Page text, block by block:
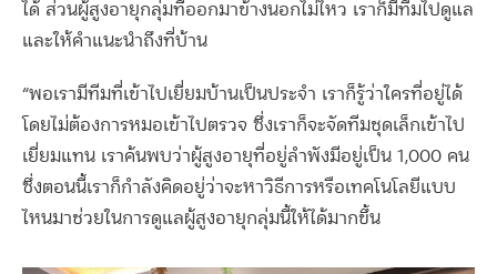
ได้ ส่วนผู้สูงอายุกลุ่มที่ออกมาข้างนอกไม่ไหว เราก็มีทีมไปดูแล
และให้คำแนะนำถึงที่บ้าน
“พอเรามีทีมที่เข้าไปเยี่ยมบ้านเป็นประจำ เราก็รู้ว่าใครที่อยู่ได้
โดยไม่ต้องการหมอเข้าไปตรวจ ซึ่งเราก็จะจัดทีมชุดเล็กเข้าไป
เยี่ยมแทน เราค้นพบว่าผู้สูงอายุที่อยู่ลำพังมีอยู่เป็น 1,000 คน
ซึ่งตอนนี้เราก็กำลังคิดอยู่ว่าจะหาวิธีการหรือเทคโนโลยีแบบ
ไหนมาช่วยในการดูแลผู้สูงอายุกลุ่มนี้ให้ได้มากขึ้น